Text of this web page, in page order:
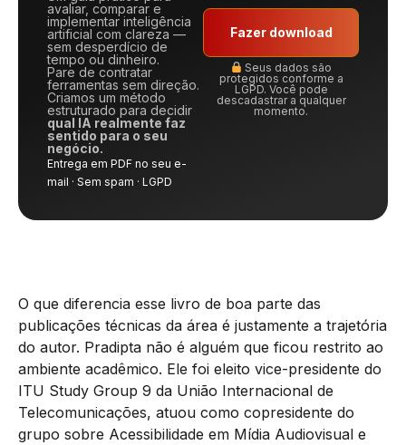
avaliar, comparar e
implementar inteligência
artificial com clareza —
sem desperdício de
tempo ou dinheiro.
Pare de contratar
ferramentas sem direção.
Criamos um método
estruturado para decidir
qual IA realmente faz
sentido para o seu
negócio.
Entrega em PDF no seu e-
mail · Sem spam · LGPD
Fazer download
Seus dados são
protegidos conforme a
LGPD. Você pode
descadastrar a qualquer
momento.
O que diferencia esse livro de boa parte das
publicações técnicas da área é justamente a trajetória
do autor. Pradipta não é alguém que ficou restrito ao
ambiente acadêmico. Ele foi eleito vice-presidente do
ITU Study Group 9 da União Internacional de
Telecomunicações, atuou como copresidente do
grupo sobre Acessibilidade em Mídia Audiovisual e